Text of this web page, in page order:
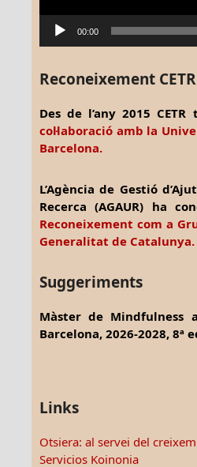
00:00
Reconeixement CETR
Des de l’any 2015
col·laboració amb la
Barcelona.
L’Agència de Gestió
Recerca (AGAUR) ha
Reconeixement com a
Generalitat de Catalunya.
Suggeriments
Màster de Mindfulness
Barcelona, 2026-2028, 8ª
Links
Otsiera: al servei del
Servicios Koinonia